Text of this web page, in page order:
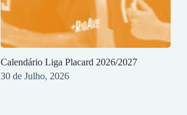
Calendário Liga Placard 2026/2027
30 de Julho, 2026